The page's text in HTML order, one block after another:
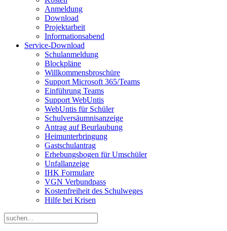
Anmeldung
Download
Projektarbeit
Informationsabend
Service-Download
Schulanmeldung
Blockpläne
Willkommensbroschüre
Support Microsoft 365/Teams
Einführung Teams
Support WebUntis
WebUntis für Schüler
Schulversäumnisanzeige
Antrag auf Beurlaubung
Heimunterbringung
Gastschulantrag
Erhebungsbogen für Umschüler
Unfallanzeige
IHK Formulare
VGN Verbundpass
Kostenfreiheit des Schulweges
Hilfe bei Krisen